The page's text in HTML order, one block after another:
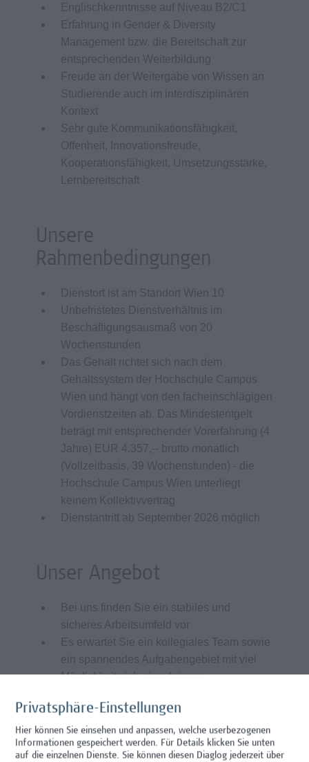
Englischkenntnisse auf Niveau B2/C1
Erfahrung in Gender & Diversity
Management bzw. die Bereitschaft zur
entsprechenden Weiterbildung
Freude an der Weitergabe von Wissen an
Studierende auch im interdisziplinären
Kontext
Sehr gute Kommunikationsfähigkeit,
Offenheit, Innovationsfreude,
Kooperationsfähigkeit, Umsetzungsstärke,
Lernbereitschaft
Unsere
Rahmenbedingungen
Dienstort ist am Standort Wien 10
Unbefristetes Dienstverhältnis im
Beschäftigungsausmaß von 20
Wochenstunden
Das Gehalt richtet sich nach dem
Gehaltssystem der Hochschule Campus
Wien und hängt von den facheinschlägigen
Vordienstzeiten ab. Das Mindestentgelt
beträgt mit entsprechender Vorerfahrung (4
Jahre) EUR 4.357,-- brutto monatlich
(Vollzeitbasis, 39 Wochenstunden) - die
Hochschule Campus Wien unterliegt
keinem Kollektivvertrag
Dienstantritt ab September 2026 möglich
Unser Angebot
Bei uns finden Sie ein stabiles und
sicheres Arbeitsumfeld vor
Es erwartet Sie ein kollegiales Team sowie
ein spannendes Aufgabengebiet mit viel
Möglichkeit sich einzubringen
Mobilitätsprogramme zu
Kooperationspartner*innen
Aus- und Weiterbildung in
Privatsphäre-Einstellungen
Hier können Sie einsehen und anpassen, welche userbezogenen
Informationen gespeichert werden. Für Details klicken Sie unten
auf die einzelnen Dienste. Sie können diesen Diaglog jederzeit über